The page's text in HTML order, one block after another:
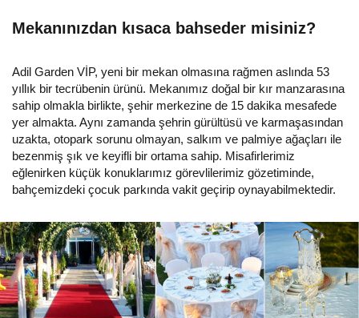
Mekanınızdan kısaca bahseder misiniz?
Adil Garden VİP, yeni bir mekan olmasına rağmen aslında 53
yıllık bir tecrübenin ürünü. Mekanımız doğal bir kır manzarasına
sahip olmakla birlikte, şehir merkezine de 15 dakika mesafede
yer almakta. Aynı zamanda şehrin gürültüsü ve karmaşasından
uzakta, otopark sorunu olmayan, salkım ve palmiye ağaçları ile
bezenmiş şık ve keyifli bir ortama sahip. Misafirlerimiz
eğlenirken küçük konuklarımız görevlilerimiz gözetiminde,
bahçemizdeki çocuk parkında vakit geçirip oynayabilmektedir.